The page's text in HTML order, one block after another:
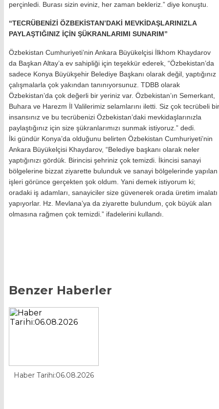
perçinledi. Burası sizin eviniz, her zaman bekleriz.” diye konuştu.
“TECRÜBENİZİ ÖZBEKİSTAN’DAKİ MEVKİDAŞLARINIZLA
PAYLAŞTIĞINIZ İÇİN ŞÜKRANLARIMI SUNARIM”
Özbekistan Cumhuriyeti’nin Ankara Büyükelçisi İlkhom Khaydarov
da Başkan Altay’a ev sahipliği için teşekkür ederek, “Özbekistan’da
sadece Konya Büyükşehir Belediye Başkanı olarak değil, yaptığınız
çalışmalarla çok yakından tanınıyorsunuz. TDBB olarak
Özbekistan’da çok değerli bir yeriniz var. Özbekistan’ın Semerkant,
Buhara ve Harezm İl Valilerimiz selamlarını iletti. Siz çok tecrübeli bir
insansınız ve bu tecrübenizi Özbekistan’daki mevkidaşlarınızla
paylaştığınız için size şükranlarımızı sunmak istiyoruz.” dedi.
İki gündür Konya’da olduğunu belirten Özbekistan Cumhuriyeti’nin
Ankara Büyükelçisi Khaydarov, “Belediye başkanı olarak neler
yaptığınızı gördük. Birincisi şehriniz çok temizdi. İkincisi sanayi
bölgelerine bizzat ziyarette bulunduk ve sanayi bölgelerinde yapılan
işleri görünce gerçekten şok oldum. Yani demek istiyorum ki;
oradaki iş adamları, sanayiciler size güvenerek orada üretim imalatı
yapıyorlar. Hz. Mevlana’ya da ziyarette bulundum, çok büyük alan
olmasına rağmen çok temizdi.” ifadelerini kullandı.
Benzer Haberler
Haber Tarihi:06.08.2026